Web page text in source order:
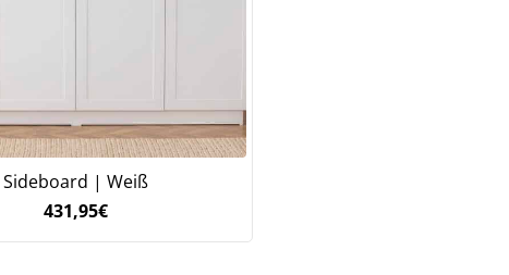
Sideboard | Weiß
431,95€
auf Ihre erste Bestellung sichern!